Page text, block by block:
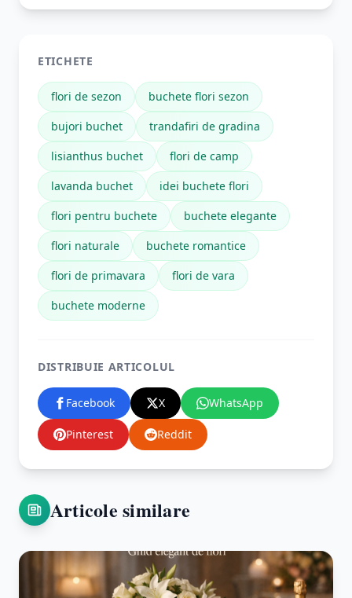
ETICHETE
flori de sezon
buchete flori sezon
bujori buchet
trandafiri de gradina
lisianthus buchet
flori de camp
lavanda buchet
idei buchete flori
flori pentru buchete
buchete elegante
flori naturale
buchete romantice
flori de primavara
flori de vara
buchete moderne
DISTRIBUIE ARTICOLUL
Facebook X WhatsApp
Pinterest Reddit
Articole similare